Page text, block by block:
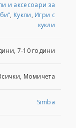
и аксесоари за
, Кукли, Игри с
кукли
7-10 години
Момичета
Simba